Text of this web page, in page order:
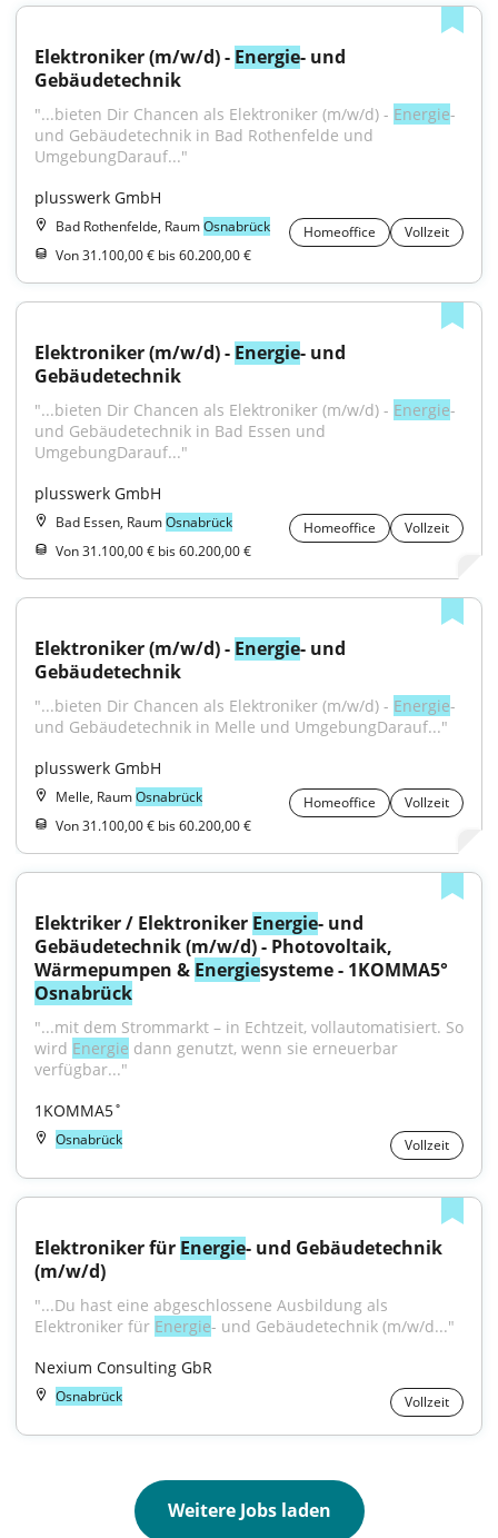
Elektroniker (m/w/d) - Energie- und
Gebäudetechnik
"...bieten Dir Chancen als Elektroniker (m/w/d) - Energie-
und Gebäudetechnik in Bad Rothenfelde und
UmgebungDarauf..."
plusswerk GmbH
Bad Rothenfelde, RaumOsnabrück Homeoffice
Vollzeit
Von 31.100,00 € bis 60.200,00 €
Elektroniker (m/w/d) - Energie- und
Gebäudetechnik
"...bieten Dir Chancen als Elektroniker (m/w/d) - Energie-
und Gebäudetechnik in Bad Essen und
UmgebungDarauf..."
plusswerk GmbH
Bad Essen, RaumOsnabrück Homeoffice
Vollzeit
Von 31.100,00 € bis 60.200,00 €
Elektroniker (m/w/d) - Energie- und
Gebäudetechnik
"...bieten Dir Chancen als Elektroniker (m/w/d) - Energie-
und Gebäudetechnik in Melle und UmgebungDarauf..."
plusswerk GmbH
Melle, RaumOsnabrück Homeoffice
Vollzeit
Von 31.100,00 € bis 60.200,00 €
Elektriker / Elektroniker Energie- und
Gebäudetechnik (m/w/d) - Photovoltaik,
Wärmepumpen & Energie
Osnabrück
"...mit dem Strommarkt – in Echtzeit, vollautomatisiert. So
wird Energie dann genutzt, wenn sie erneuerbar
verfügbar..."
1KOMMA5˚
Osnabrück Vollzeit
Elektroniker für Energie- und Gebäudetechnik
(m/w/d)
"...Du hast eine abgeschlossene Ausbildung als
Elektroniker für Energie- und Gebäudetechnik (m/w/d..."
Nexium Consulting GbR
Osnabrück Vollzeit
Weitere Jobs laden